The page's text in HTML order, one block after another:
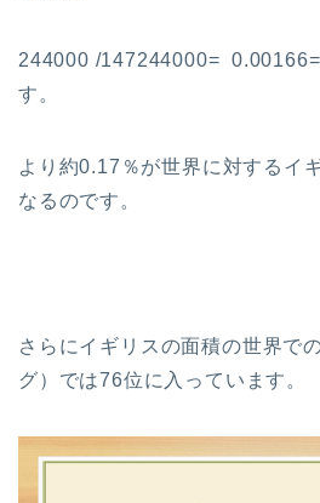
244000 /147244000=
す。
より約0.17％が世界に対するイ
なるのです。
さらにイギリスの面積の世界で
グ）では76位に入っています。